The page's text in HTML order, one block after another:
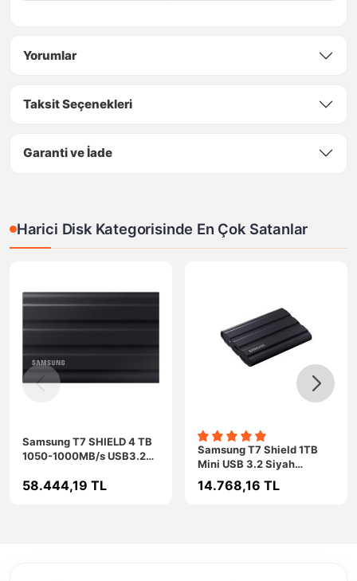
Yorumlar
Taksit Seçenekleri
Garanti ve İade
Harici Disk Kategorisinde En Çok Satanlar
Samsung T7 SHIELD 4 TB
1050-1000MB/s USB3.2
PE4T0S/WW
58.444,19 TL
Samsung T7 Shield 1TB
Mini USB 3.2 Siyah
Taşınabilir SSD MU-
PE1T0S/WW
14.768,16 TL